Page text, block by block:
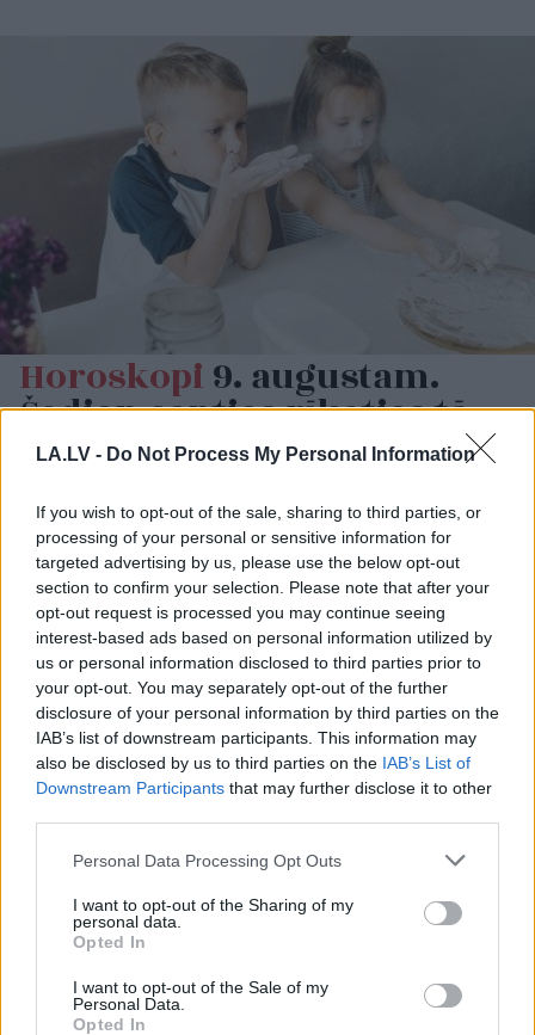
LA.LV - Do Not Process My Personal Information
If you wish to opt-out of the sale, sharing to third parties, or
processing of your personal or sensitive information for
targeted advertising by us, please use the below opt-out
section to confirm your selection. Please note that after your
opt-out request is processed you may continue seeing
interest-based ads based on personal information utilized by
us or personal information disclosed to third parties prior to
your opt-out. You may separately opt-out of the further
disclosure of your personal information by third parties on the
IAB’s list of downstream participants. This information may
also be disclosed by us to third parties on the IAB’s List of
Downstream Participants that may further disclose it to other
Please note that this website/app uses one or more Google
not limited to your visit or usage behaviour. You may click to
grant or deny consent to Google and its third-party tags to
use your data for below specified purposes in below Google
consent section.
Personal Data Processing Opt Outs
I want to opt-out of the Sharing of my
personal data.
Opted In
I want to opt-out of the Sale of my
Personal Data.
Opted In
Horoskopi9. augustam.
Šodien centies rīkoties tā,
kā tev pašam šķiet pareizi
“Man nebija tās mātes
jūtas…” Elīna
Didrihsone atklāti par
laiku pēc dēla
piedzimšanas
“Tā sanāca, ka iemīlējās
divi cilvēki ar lielu gadu
starpību,” Linda Kalniņa
pirmo reizi publiski
apstiprina laulību ar
Džilindžeru